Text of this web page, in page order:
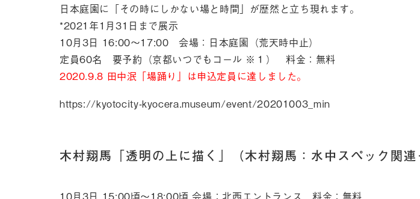
日本庭園に「その時にしかない場と時間」が歴然と立ち現れます。
*2021年1月31日まで展示
10月3日 16:00〜17:00 会場：日本庭園（荒天時中止）
定員60名 要予約（京都いつでもコール ※１） 料金：無料
2020.9.8 田中泯「場踊り」は申込定員に達しました。
https://kyotocity-kyocera.museum/event/20201003_min
木村翔馬「透明の上に描く」（木村翔馬：水中スペック関連
10月3日 15:00頃〜18:00頃 会場：北西エントランス 料金：無料